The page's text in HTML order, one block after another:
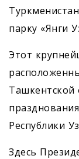
парку «Янги
Этот
Ташкентской
Республики
Здесь